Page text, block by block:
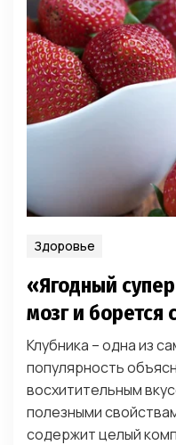
Здоровье
«Ягодный
мозг и борется
Клубника – одна из
популярность
восхитительным
полезными
содержит целый